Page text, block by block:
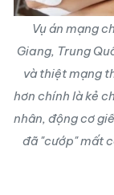
Vụ án mạng
Giang, Trung
và thiệt mạng
hơn chính là kẻ
nhân, động cơ
đã "cướp" mất